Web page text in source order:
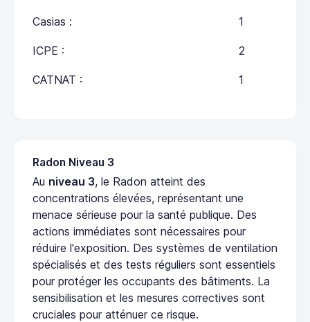
Casias : 1
ICPE : 2
CATNAT : 1
Radon Niveau 3
Au niveau 3, le Radon atteint des
concentrations élevées, représentant une
menace sérieuse pour la santé publique. Des
actions immédiates sont nécessaires pour
réduire l'exposition. Des systèmes de ventilation
spécialisés et des tests réguliers sont essentiels
pour protéger les occupants des bâtiments. La
sensibilisation et les mesures correctives sont
cruciales pour atténuer ce risque.